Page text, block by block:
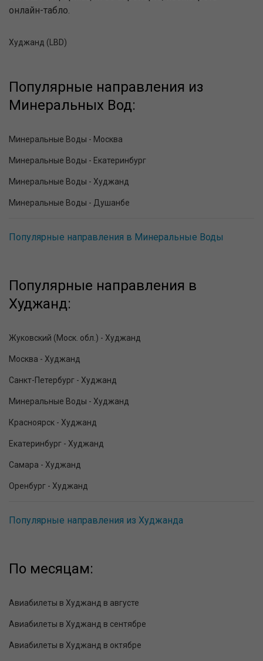
онлайн-табло.
Худжанд (LBD)
Популярные направления из
Минеральных Вод:
Минеральные Воды - Москва
Минеральные Воды - Екатеринбург
Минеральные Воды - Худжанд
Минеральные Воды - Душанбе
Популярные направления в Минеральные Воды
Популярные направления в
Худжанд:
Жуковский (Моск. обл.) - Худжанд
Москва - Худжанд
Санкт-Петербург - Худжанд
Минеральные Воды - Худжанд
Красноярск - Худжанд
Екатеринбург - Худжанд
Самара - Худжанд
Оренбург - Худжанд
Популярные направления из Худжанда
По месяцам:
Авиабилеты в Худжанд в августе
Авиабилеты в Худжанд в сентябре
Авиабилеты в Худжанд в октябре